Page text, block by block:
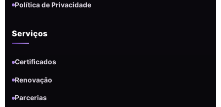
Política de Privacidade
Serviços
Certificados
Renovação
Parcerias